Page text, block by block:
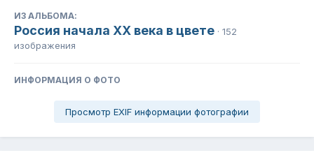
ИЗ АЛЬБОМА:
Россия начала ХХ века в цвете · 152
изображения
ИНФОРМАЦИЯ О ФОТО
Просмотр EXIF информации фотографии